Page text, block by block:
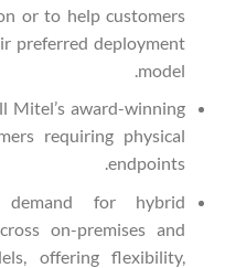
or to help customers
preferred deployment
model.
Mitel’s award-winning
requiring physical
endpoints.
demand for hybrid
on-premises and
offering flexibility,